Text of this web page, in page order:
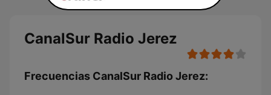
CanalSur Radio Jerez
Frecuencias CanalSur Radio Jerez: